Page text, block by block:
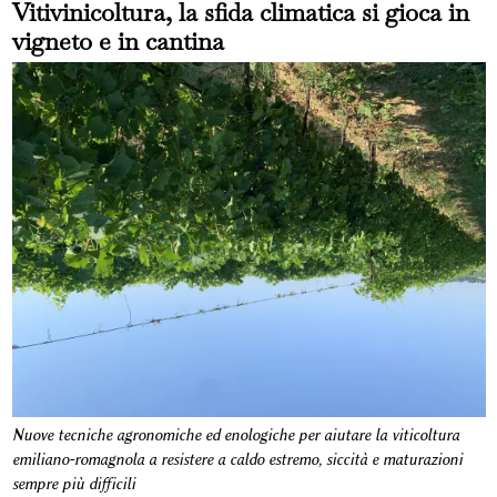
Vitivinicoltura, la sfida climatica si gioca in
vigneto e in cantina
Nuove tecniche agronomiche ed enologiche per aiutare la viticoltura
emiliano-romagnola a resistere a caldo estremo, siccità e maturazioni
sempre più difficili